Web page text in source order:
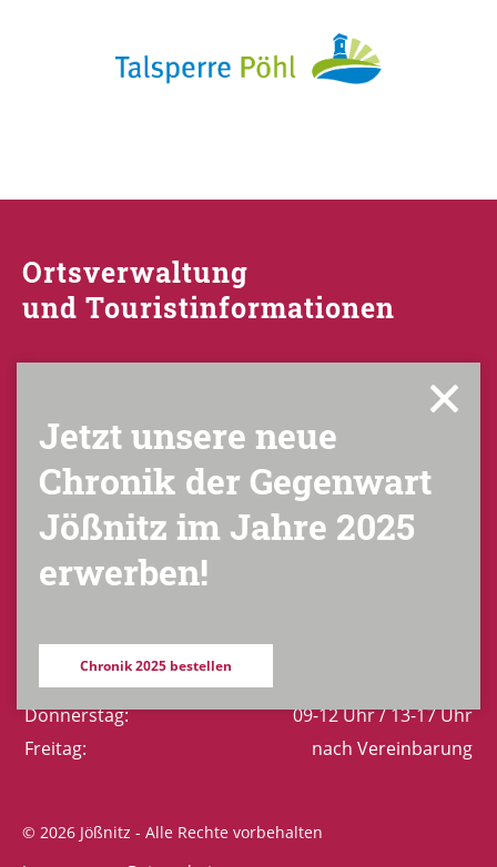
Jetzt unsere neue
Chronik der Gegenwart
Jößnitz im Jahre 2025
erwerben!
Chronik 2025 bestellen
Ortsverwaltung
und Touristinformationen
08547 Plauen / OT Jößnitz
Telefon:
+49 (0) 3741 52 11 88
Fax:
+49 (0) 3741 52 81 11
verwaltung-joessnitz@plauen.de
Dienstag:
Mittwoch:
Donnerstag:
09-12 Uhr / 13-17 Uhr
Freitag:
nach Vereinbarung
© 2026 Jößnitz - Alle Rechte vorbehalten